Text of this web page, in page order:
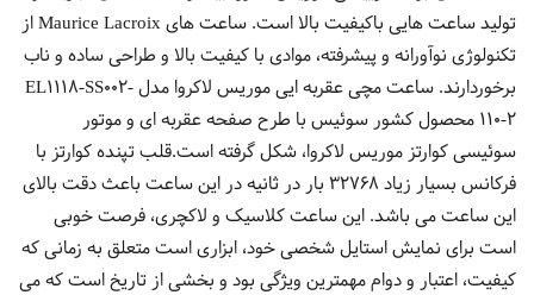
تولید ساعت هایی باکیفیت بالا است. ساعت های Maurice Lacroix از
تکنولوژی نوآورانه و پیشرفته، موادی با کیفیت بالا و طراحی ساده و ناب
برخوردارند. ساعت مچی عقربه ایی موریس لاكروا مدل EL1118-SS002-
110-2 محصول کشور سوئیس با طرح صفحه عقربه ای و موتور
سوئیسی کوارتز موریس لاکروا، شکل گرفته است.قلب تپنده کوارتز با
فرکانس بسیار زیاد 32768 بار در ثانیه در این ساعت باعث دقت بالای
این ساعت می باشد. این ساعت کلاسیک و لاکچری، فرصت خوبی
است برای نمایش استایل شخصی خود، ابزاری است متعلق به زمانی که
کیفیت، اعتبار و دوام مهمترین ویژگی بود و بخشی از تاریخ است که می